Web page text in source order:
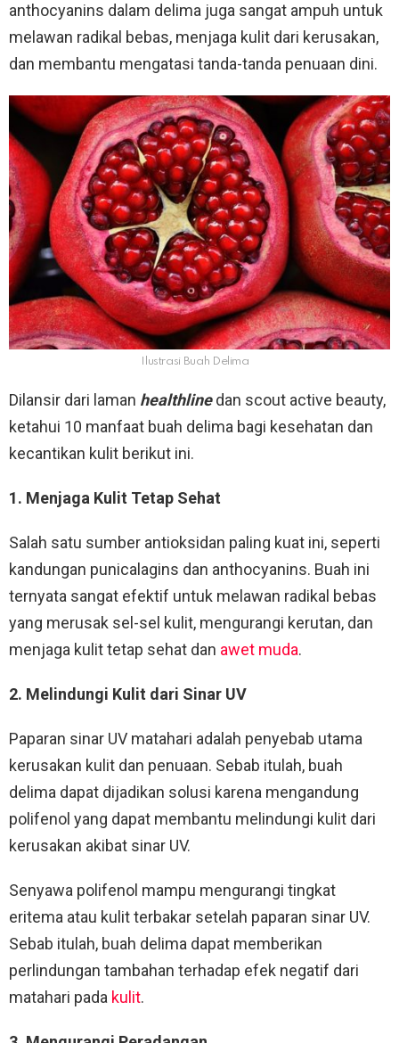
anthocyanins dalam delima juga sangat ampuh untuk
melawan radikal bebas, menjaga kulit dari kerusakan,
dan membantu mengatasi tanda-tanda penuaan dini.
Ilustrasi Buah Delima
Dilansir dari laman healthline dan scout active beauty,
ketahui 10 manfaat buah delima bagi kesehatan dan
kecantikan kulit berikut ini.
1. Menjaga Kulit Tetap Sehat
Salah satu sumber antioksidan paling kuat ini, seperti
kandungan punicalagins dan anthocyanins. Buah ini
ternyata sangat efektif untuk melawan radikal bebas
yang merusak sel-sel kulit, mengurangi kerutan, dan
menjaga kulit tetap sehat dan awet muda.
2. Melindungi Kulit dari Sinar UV
Paparan sinar UV matahari adalah penyebab utama
kerusakan kulit dan penuaan. Sebab itulah, buah
delima dapat dijadikan solusi karena mengandung
polifenol yang dapat membantu melindungi kulit dari
kerusakan akibat sinar UV.
Senyawa polifenol mampu mengurangi tingkat
eritema atau kulit terbakar setelah paparan sinar UV.
Sebab itulah, buah delima dapat memberikan
perlindungan tambahan terhadap efek negatif dari
matahari pada kulit.